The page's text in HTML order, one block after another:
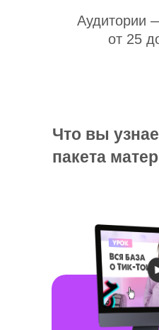
Аудитории
от 25
Что вы
пакета